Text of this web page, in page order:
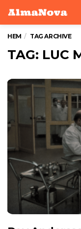
HEM TAG ARCHIVE
TAG: LUC